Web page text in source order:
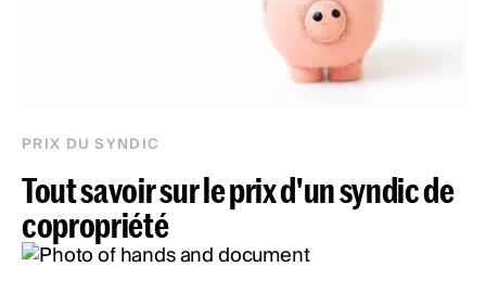
PRIX DU SYNDIC
Tout savoir sur le prix d'un syndic de
copropriété